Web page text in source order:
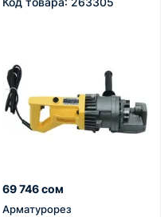
69 746 сом
Арматурорез